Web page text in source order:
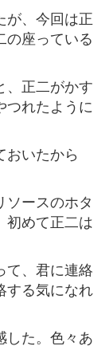
が、今回は正
の座っている
、正二がかす
つれたように
おいたから
ソースのホタ
初めて正二は
て、君に連絡
する気になれ
した。色々あ